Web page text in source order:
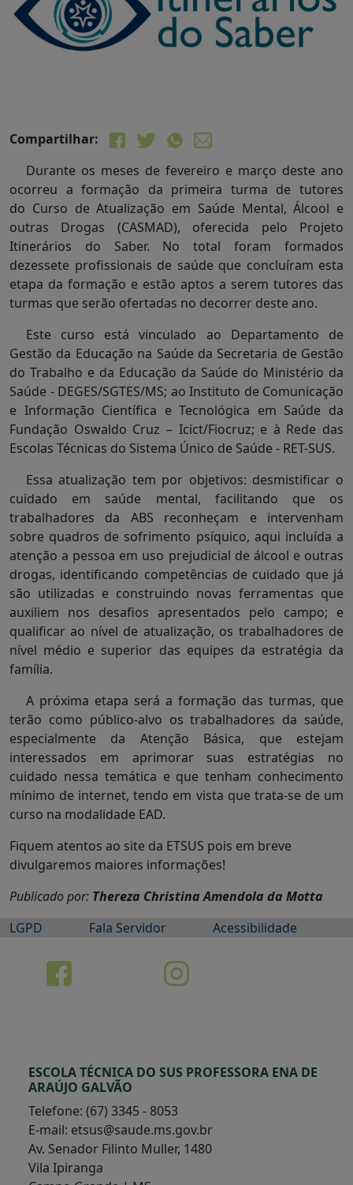
Compartilhar:
Durante os meses de fevereiro e março deste ano
ocorreu a formação da primeira turma de tutores
do Curso de Atualização em Saúde Mental, Álcool e
outras Drogas (CASMAD), oferecida pelo Projeto
Itinerários do Saber. No total foram formados
dezessete profissionais de saúde que concluíram esta
etapa da formação e estão aptos a serem tutores das
turmas que serão ofertadas no decorrer deste ano.
Este curso está vinculado ao Departamento de
Gestão da Educação na Saúde da Secretaria de Gestão
do Trabalho e da Educação da Saúde do Ministério da
Saúde - DEGES/SGTES/MS; ao Instituto de Comunicação
e Informação Científica e Tecnológica em Saúde da
Fundação Oswaldo Cruz – Icict/Fiocruz; e à Rede das
Escolas Técnicas do Sistema Único de Saúde - RET-SUS.
Essa atualização tem por objetivos: desmistificar o
cuidado em saúde mental, facilitando que os
trabalhadores da ABS reconheçam e intervenham
sobre quadros de sofrimento psíquico, aqui incluída a
atenção a pessoa em uso prejudicial de álcool e outras
drogas, identificando competências de cuidado que já
são utilizadas e construindo novas ferramentas que
auxiliem nos desafios apresentados pelo campo; e
qualificar ao nível de atualização, os trabalhadores de
nível médio e superior das equipes da estratégia da
família.
A próxima etapa será a formação das turmas, que
terão como público-alvo os trabalhadores da saúde,
especialmente da Atenção Básica, que estejam
interessados em aprimorar suas estratégias no
cuidado nessa temática e que tenham conhecimento
mínimo de internet, tendo em vista que trata-se de um
curso na modalidade EAD.
Fiquem atentos ao site da ETSUS pois em breve
divulgaremos maiores informações!
Publicado por: Thereza Christina Amendola da Motta
LGPD
Fala Servidor Acessibilidade
ESCOLA TÉCNICA DO SUS PROFESSORA ENA DE
ARAÚJO GALVÃO
Telefone: (67) 3345 - 8053
E-mail: etsus@saude.ms.gov.br
Av. Senador Filinto Muller, 1480
Vila Ipiranga